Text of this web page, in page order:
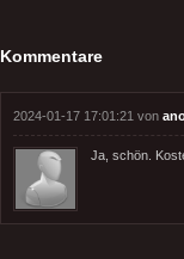
Kommentare
2024-01-17 17:01:21 von
Ja, schön.